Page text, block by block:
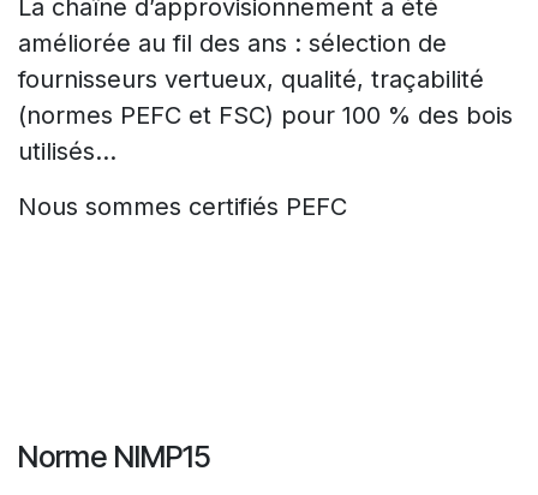
La chaîne d’approvisionnement a été
améliorée au fil des ans : sélection de
fournisseurs vertueux, qualité, traçabilité
(normes PEFC et FSC) pour 100 % des bois
utilisés…
Nous sommes certifiés PEFC
Norme NIMP15